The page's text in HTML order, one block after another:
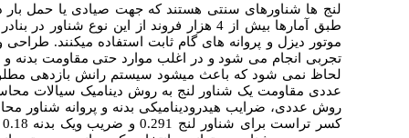
مسیرهای کوتاه و متوسط استفاده می شود و
در بنادر ایران فعالیت می­کنند. این شناورها جهت رانش از
انتخاب سیستم رانش این شناورها بصورت کاملاً
بدنه آنها در انتخاب سیستم رانش و پروانه
باشد. در این مقاله، در ابتدا مدلسازی
انجام شد. سپس با انجام تست خودرانش به
گردید. نتایج این تحقیق نشان می دهد ضریب
تراست برای شناور لنج 0.291 و ضریب ویک بدنه 0.18 است. تحقیقات بیشتر در مورد هیدرودینامیک این